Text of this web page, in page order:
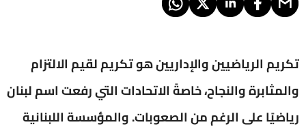
تكريم الرياضيين والإداريين هو تكريم لقيم الالتزام
والمثابرة والنجاح، خاصةً الاتحادات التي رفعت اسم لبنان
رياضيًا على الرغم من الصعوبات. والمؤسسة اللبنانية